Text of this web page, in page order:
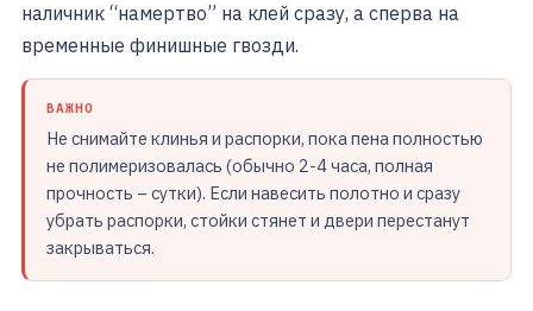
наличник “намертво” на клей сразу, а сперва на
временные финишные гвозди.
ВАЖНО
Не снимайте клинья и распорки, пока пена полностью
не полимеризовалась (обычно 2-4 часа, полная
прочность – сутки). Если навесить полотно и сразу
убрать распорки, стойки стянет и двери перестанут
закрываться.